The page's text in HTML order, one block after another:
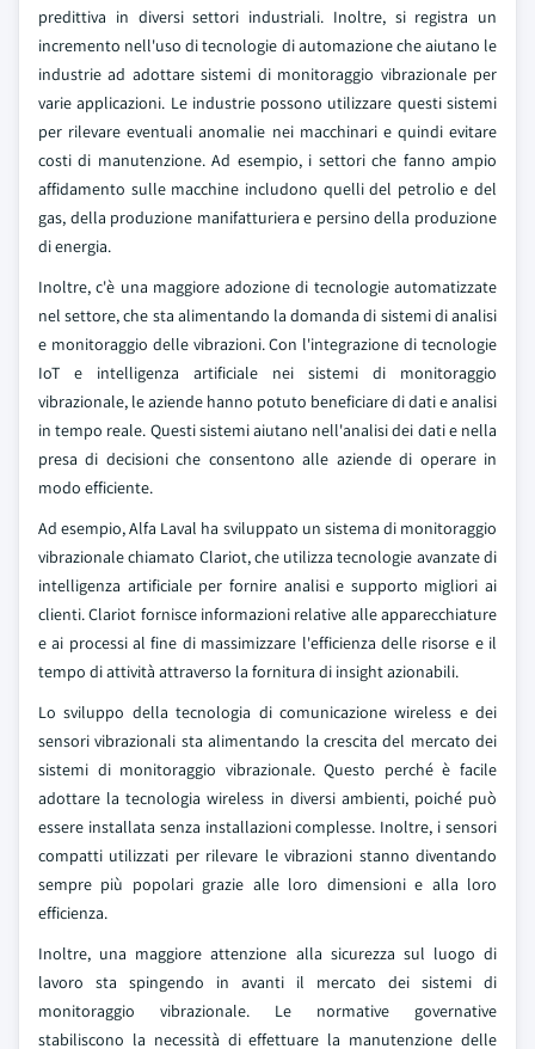
predittiva in diversi settori industriali. Inoltre, si registra un
incremento nell'uso di tecnologie di automazione che aiutano le
industrie ad adottare sistemi di monitoraggio vibrazionale per
varie applicazioni. Le industrie possono utilizzare questi sistemi
per rilevare eventuali anomalie nei macchinari e quindi evitare
costi di manutenzione. Ad esempio, i settori che fanno ampio
affidamento sulle macchine includono quelli del petrolio e del
gas, della produzione manifatturiera e persino della produzione
di energia.
Inoltre, c'è una maggiore adozione di tecnologie automatizzate
nel settore, che sta alimentando la domanda di sistemi di analisi
e monitoraggio delle vibrazioni. Con l'integrazione di tecnologie
IoT e intelligenza artificiale nei sistemi di monitoraggio
vibrazionale, le aziende hanno potuto beneficiare di dati e analisi
in tempo reale. Questi sistemi aiutano nell'analisi dei dati e nella
presa di decisioni che consentono alle aziende di operare in
modo efficiente.
Ad esempio, Alfa Laval ha sviluppato un sistema di monitoraggio
vibrazionale chiamato Clariot, che utilizza tecnologie avanzate di
intelligenza artificiale per fornire analisi e supporto migliori ai
clienti. Clariot fornisce informazioni relative alle apparecchiature
e ai processi al fine di massimizzare l'efficienza delle risorse e il
tempo di attività attraverso la fornitura di insight azionabili.
Lo sviluppo della tecnologia di comunicazione wireless e dei
sensori vibrazionali sta alimentando la crescita del mercato dei
sistemi di monitoraggio vibrazionale. Questo perché è facile
adottare la tecnologia wireless in diversi ambienti, poiché può
essere installata senza installazioni complesse. Inoltre, i sensori
compatti utilizzati per rilevare le vibrazioni stanno diventando
sempre più popolari grazie alle loro dimensioni e alla loro
efficienza.
Inoltre, una maggiore attenzione alla sicurezza sul luogo di
lavoro sta spingendo in avanti il mercato dei sistemi di
monitoraggio vibrazionale. Le normative governative
stabiliscono la necessità di effettuare la manutenzione delle